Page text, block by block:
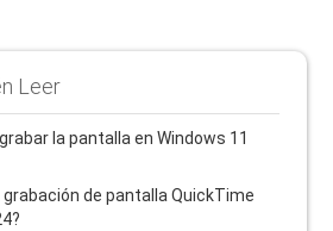
Leer
la pantalla en Windows 11
de pantalla QuickTime